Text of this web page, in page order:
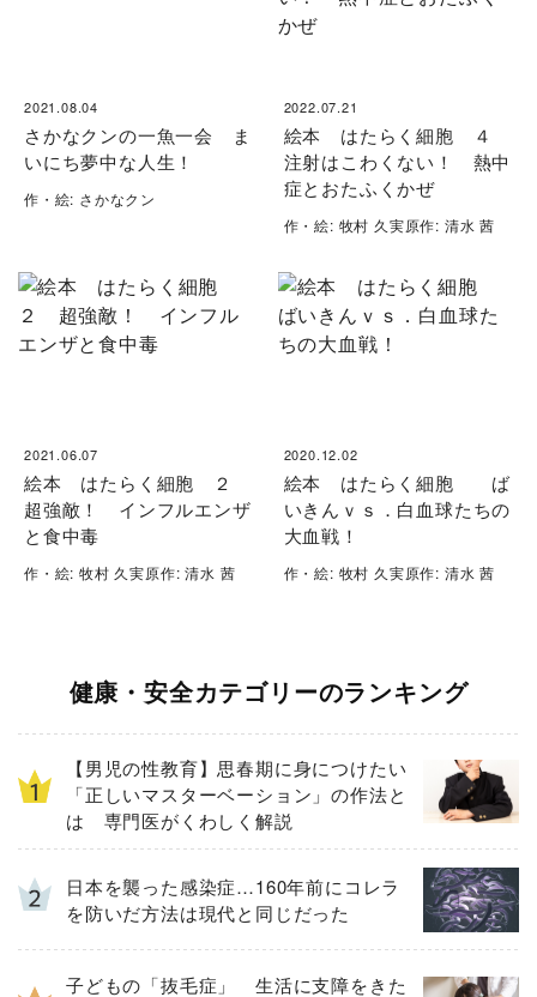
2021.08.04
さかなクンの一魚一会 ま
いにち夢中な人生！
作・絵: さかなクン
2022.07.21
絵本 はたらく細胞 ４
注射はこわくない！ 熱中
症とおたふくかぜ
作・絵: 牧村 久実原作: 清水 茜
2021.06.07
絵本 はたらく細胞 ２
超強敵！ インフルエンザ
と食中毒
作・絵: 牧村 久実原作: 清水 茜
2020.12.02
絵本 はたらく細胞 ば
いきんｖｓ．白血球たちの
大血戦！
作・絵: 牧村 久実原作: 清水 茜
健康・安全カテゴリーのランキング
【男児の性教育】思春期に身につけたい
「正しいマスターベーション」の作法と
は 専門医がくわしく解説
日本を襲った感染症…160年前にコレラ
を防いだ方法は現代と同じだった
子どもの「抜毛症」 生活に支障をきた